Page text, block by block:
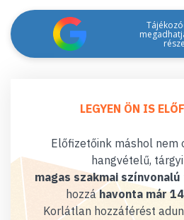
LEGYEN ÖN IS
Előfizetőink máshol nem
hangvételű,
magas szakmai színvonalú
hozzáhavonta már
Korlátlan hozzáférést